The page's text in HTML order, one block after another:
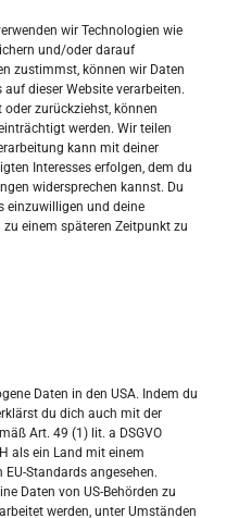
wir Technologien wie
und/oder darauf
zustimmst, können wir Daten
dieser Website verarbeiten.
zurückziehst, können
werden. Wir teilen
kann mit deiner
Interesses erfolgen, dem du
widersprechen kannst. Du
einzuwilligen und deine
einem späteren Zeitpunkt zu
Daten in den USA. Indem du
du dich auch mit der
Art. 49 (1) lit. a DSGVO
als ein Land mit einem
Standards angesehen.
Daten von US-Behörden zu
werden, unter Umständen
Njemačka?
F S S
1
7 8
14 15 16